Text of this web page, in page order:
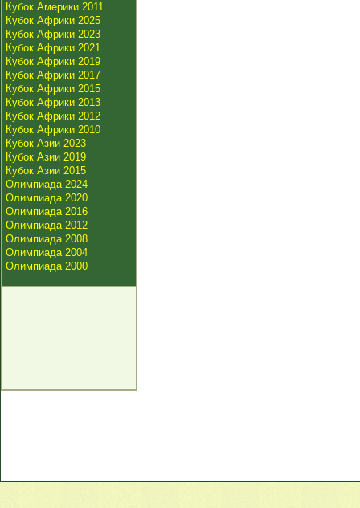
Кубок Америки 2011
Кубок Африки 2025
Кубок Африки 2023
Кубок Африки 2021
Кубок Африки 2019
Кубок Африки 2017
Кубок Африки 2015
Кубок Африки 2013
Кубок Африки 2012
Кубок Африки 2010
Кубок Азии 2023
Кубок Азии 2019
Кубок Азии 2015
Олимпиада 2024
Олимпиада 2020
Олимпиада 2016
Олимпиада 2012
Олимпиада 2008
Олимпиада 2004
Олимпиада 2000